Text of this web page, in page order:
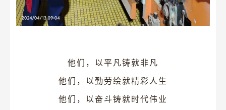
他们，以平凡铸就非凡
他们，以勤劳绘就精彩人生
他们，以奋斗铸就时代伟业